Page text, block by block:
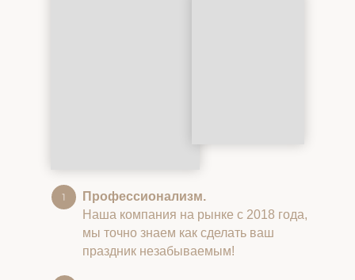
Профессионализм.
Наша компания на рынке с 2018 года,
мы точно знаем как сделать ваш
праздник незабываемым!